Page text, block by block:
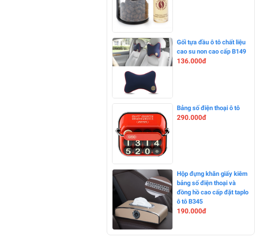
-0%
-0%
Gối tựa đầu ô tô chất liệu
cao su non cao cấp B149
136.000đ
-0%
Bảng số điện thoại ô tô
290.000đ
-0%
Hộp đựng khăn giấy kiêm
bảng số điện thoại và
đồng hồ cao cấp đặt taplo
ô tô B345
190.000đ